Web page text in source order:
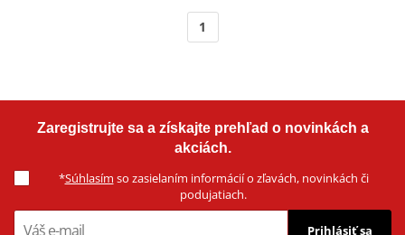
1
Zaregistrujte sa a získajte prehľad o novinkách a
akciách.
*Súhlasím so zasielaním informácií o zľavách, novinkách či
podujatiach.
Prihlásiť sa